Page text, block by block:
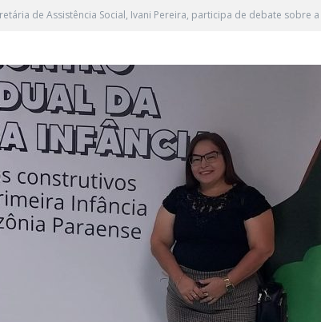
de Assistência Social, Ivani Pereira, participa de debate sobre